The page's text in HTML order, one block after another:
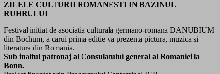
ZILELE CULTURII ROMANESTI IN BAZINUL
RUHRULUI
Festival initiat de asociatia culturala germano-romana DANUBIUM
din Bochum, a carui prima editie va prezenta pictura, muzica si
literatura din Romania.
Sub inaltul patronaj al Consulatului general al Romaniei la
Bonn.